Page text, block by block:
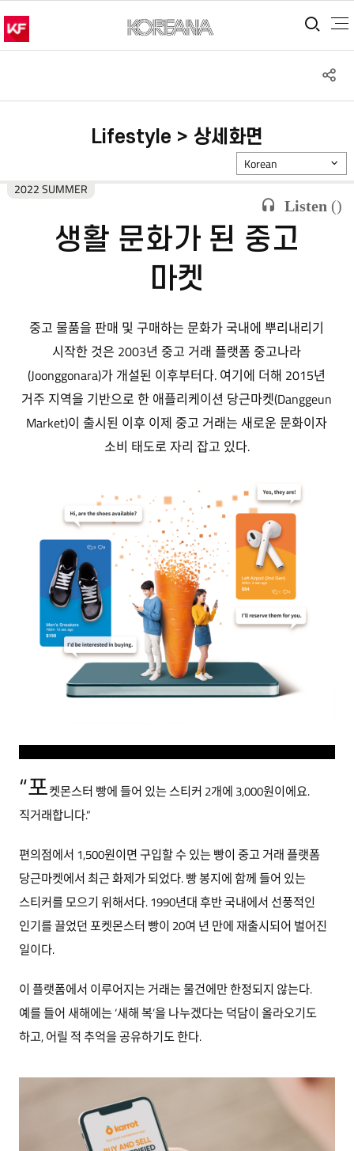
통
Lifestyle > 상세화면
Listen ()
2022 SUMMER
Korean
생활 문화가 된 중고
마켓
중고 물품을 판매 및 구매하는 문화가 국내에 뿌리내리기
시작한 것은 2003년 중고 거래 플랫폼 중고나라
(Joonggonara)가 개설된 이후부터다. 여기에 더해 2015년
거주 지역을 기반으로 한 애플리케이션 당근마켓(Danggeun
Market)이 출시된 이후 이제 중고 거래는 새로운 문화이자
소비 태도로 자리 잡고 있다.
“포켓몬스터 빵에 들어 있는 스티커 2개에 3,000원이에요.
직거래합니다.”
편의점에서 1,500원이면 구입할 수 있는 빵이 중고 거래 플랫폼
당근마켓에서 최근 화제가 되었다. 빵 봉지에 함께 들어 있는
스티커를 모으기 위해서다. 1990년대 후반 국내에서 선풍적인
인기를 끌었던 포켓몬스터 빵이 20여 년 만에 재출시되어 벌어진
일이다.
이 플랫폼에서 이루어지는 거래는 물건에만 한정되지 않는다.
예를 들어 새해에는 ‘새해 복’을 나누겠다는 덕담이 올라오기도
하고, 어릴 적 추억을 공유하기도 한다.